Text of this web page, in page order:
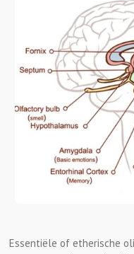
Essentiële of etherische